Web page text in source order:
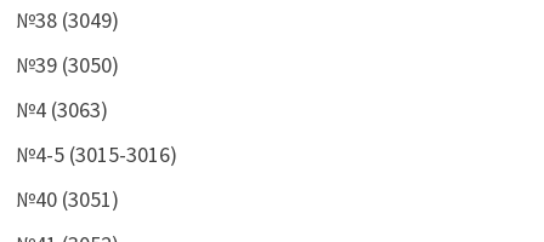
№38 (3049)
№39 (3050)
№4 (3063)
№4-5 (3015-3016)
№40 (3051)